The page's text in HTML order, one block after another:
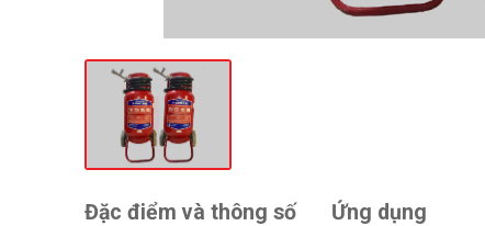
Đặc điểm và thông số Ứng dụng